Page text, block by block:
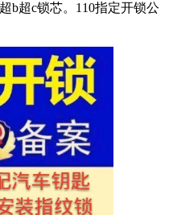
b超c锁芯。110指定开锁公